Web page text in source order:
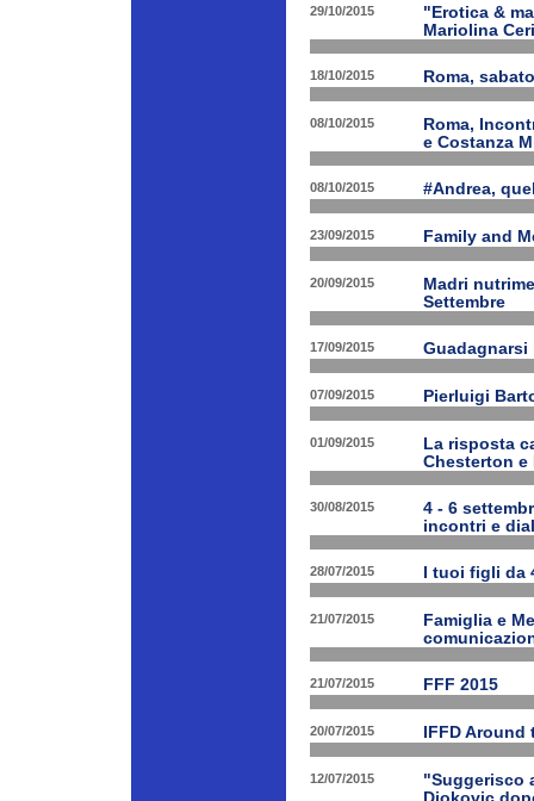
29/10/2015
"Erotica &
Mariolina
18/10/2015 Roma,
08/10/2015
Roma,
e Costanza
08/10/2015 #Andrea,
23/09/2015 Family and
20/09/2015
Madri
Settembre
17/09/2015
07/09/2015 Pierluigi
01/09/2015
La risposta
Chesterton e
30/08/2015
4 - 6
incontri e
28/07/2015 I tuoi figli da
21/07/2015
Famiglia e
21/07/2015 FFF 2015
20/07/2015 IFFD
12/07/2015
"Suggerisco